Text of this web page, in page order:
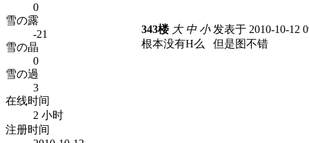
0
雪の露
-21
雪の晶
0
雪の過
3
在线时间
2 小时
注册时间
343楼 大 中 小发表于 2010-10-12
根本没有H么 但是图不错